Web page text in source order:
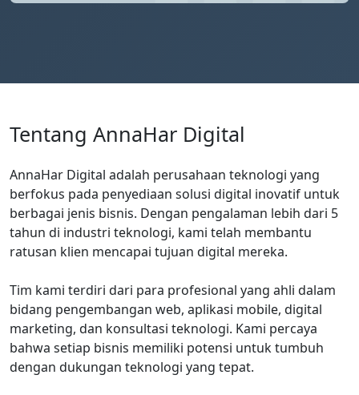
Tentang AnnaHar Digital
AnnaHar Digital adalah perusahaan teknologi yang
berfokus pada penyediaan solusi digital inovatif untuk
berbagai jenis bisnis. Dengan pengalaman lebih dari 5
tahun di industri teknologi, kami telah membantu
ratusan klien mencapai tujuan digital mereka.
Tim kami terdiri dari para profesional yang ahli dalam
bidang pengembangan web, aplikasi mobile, digital
marketing, dan konsultasi teknologi. Kami percaya
bahwa setiap bisnis memiliki potensi untuk tumbuh
dengan dukungan teknologi yang tepat.